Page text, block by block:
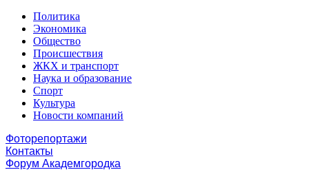
Политика
Экономика
Общество
Происшествия
ЖКХ и транспорт
Наука и образование
Спорт
Культура
Новости компаний
Фоторепортажи
Контакты
Форум Академгородка